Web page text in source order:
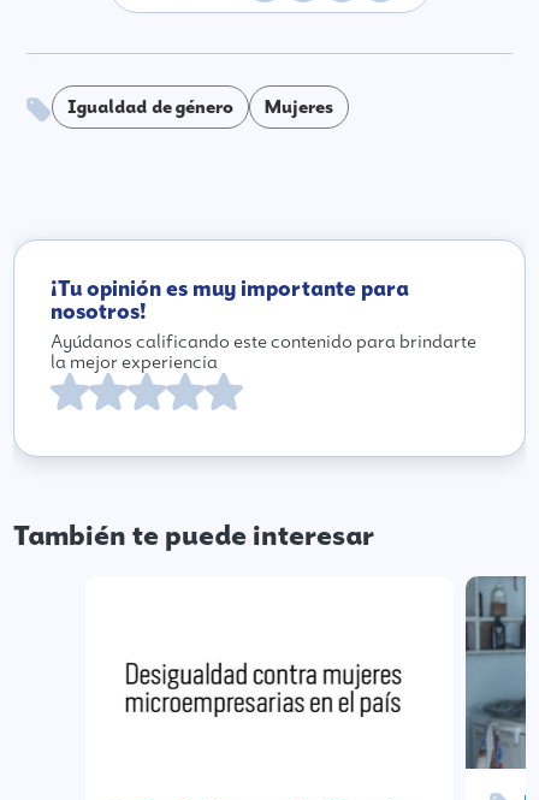
Igualdad de género Mujeres
¡Tu opinión es muy importante para
nosotros!
Ayúdanos calificando este contenido para brindarte
la mejor experiencia
También te puede interesar